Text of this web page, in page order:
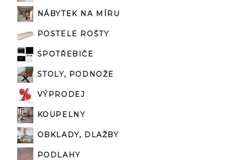
NÁBYTEK NA MÍRU
POSTELE ROŠTY
SPOTŘEBIČE
STOLY, PODNOŽE
VÝPRODEJ
KOUPELNY
OBKLADY, DLAŽBY
PODLAHY